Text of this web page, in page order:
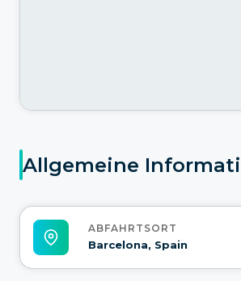
Allgemeine
ABFAHRTSORT
Barcelona, Spain